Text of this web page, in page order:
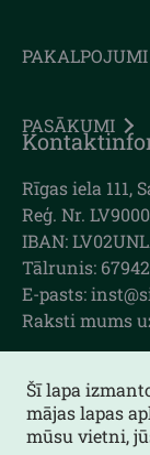
PASĀKUMI
Rīgas iela 111,
Reģ. Nr.
IBAN:
Tālrunis:
E-pasts:
Raksti mums
Lapas karte
Šī lapa
mājas lapas
mūsu vietni,